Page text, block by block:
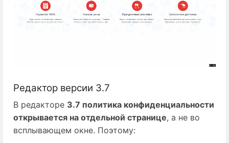
Редактор версии 3.7
В редакторе 3.7 политика конфиденциальности
открывается на отдельной странице, а не во
всплывающем окне. Поэтому: